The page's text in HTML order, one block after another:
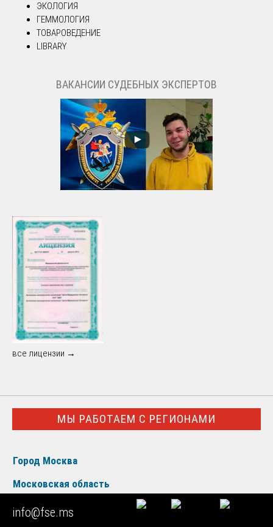
ЭКОЛОГИЯ
ГЕММОЛОГИЯ
ТОВАРОВЕДЕНИЕ
LIBRARY
ВАКАНСИИ СУДЕБНЫХ ЭКСПЕРТОВ
все лицензии →
МЫ РАБОТАЕМ С РЕГИОНАМИ
Город Москва
Московская область
Центральный округ
info@fse.ms